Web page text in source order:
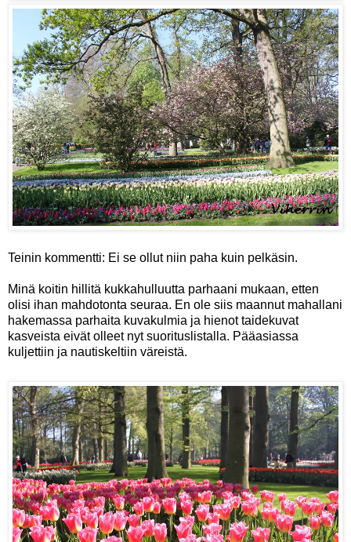
Teinin kommentti: Ei se ollut niin paha kuin pelkäsin.
Minä koitin hillitä kukkahulluutta parhaani mukaan, etten
olisi ihan mahdotonta seuraa. En ole siis maannut mahallani
hakemassa parhaita kuvakulmia ja hienot taidekuvat
kasveista eivät olleet nyt suorituslistalla. Pääasiassa
kuljettiin ja nautiskeltiin väreistä.